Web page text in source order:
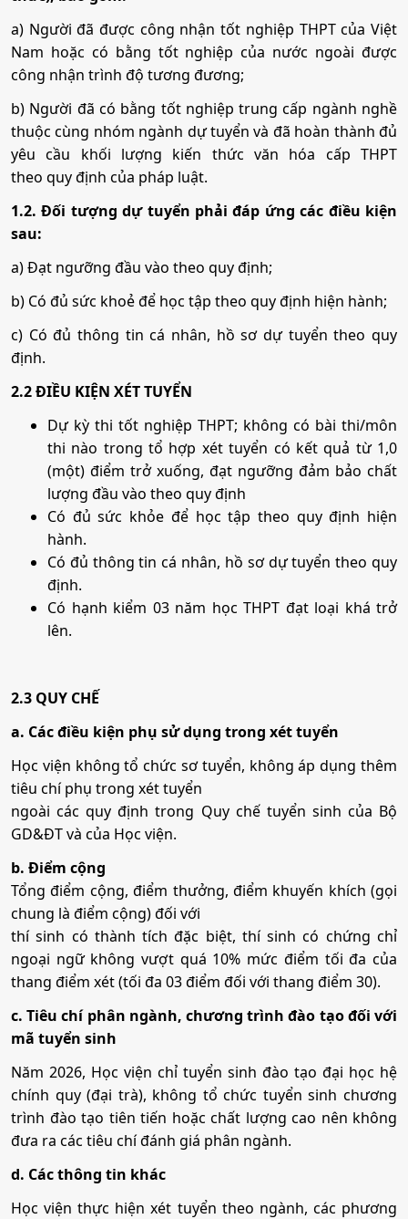
a) Người đã được công nhận tốt nghiệp THPT của Việt
Nam hoặc có bằng tốt nghiệp của nước ngoài được
công nhận trình độ tương đương;
b) Người đã có bằng tốt nghiệp trung cấp ngành nghề
thuộc cùng nhóm ngành dự tuyển và đã hoàn thành đủ
yêu cầu khối lượng kiến thức văn hóa cấp THPT
theo quy định của pháp luật.
1.2. Đối tượng dự tuyển phải đáp ứng các điều kiện
sau:
a) Đạt ngưỡng đầu vào theo quy định;
b) Có đủ sức khoẻ để học tập theo quy định hiện hành;
c) Có đủ thông tin cá nhân, hồ sơ dự tuyển theo quy
định.
2.2 ĐIỀU KIỆN XÉT TUYỂN
Dự kỳ thi tốt nghiệp THPT; không có bài thi/môn
thi nào trong tổ hợp xét tuyển có kết quả từ 1,0
(một) điểm trở xuống, đạt ngưỡng đảm bảo chất
lượng đầu vào theo quy định
Có đủ sức khỏe để học tập theo quy định hiện
hành.
Có đủ thông tin cá nhân, hồ sơ dự tuyển theo quy
định.
Có hạnh kiểm 03 năm học THPT đạt loại khá trở
lên.
2.3 QUY CHẾ
a. Các điều kiện phụ sử dụng trong xét tuyển
Học viện không tổ chức sơ tuyển, không áp dụng thêm
tiêu chí phụ trong xét tuyển
ngoài các quy định trong Quy chế tuyển sinh của Bộ
GD&ĐT và của Học viện.
b. Điểm cộng
Tổng điểm cộng, điểm thưởng, điểm khuyến khích (gọi
chung là điểm cộng) đối với
thí sinh có thành tích đặc biệt, thí sinh có chứng chỉ
ngoại ngữ không vượt quá 10% mức điểm tối đa của
thang điểm xét (tối đa 03 điểm đối với thang điểm 30).
c. Tiêu chí phân ngành, chương trình đào tạo đối với
mã tuyển sinh
Năm 2026, Học viện chỉ tuyển sinh đào tạo đại học hệ
chính quy (đại trà), không tổ chức tuyển sinh chương
trình đào tạo tiên tiến hoặc chất lượng cao nên không
đưa ra các tiêu chí đánh giá phân ngành.
d. Các thông tin khác
Học viện thực hiện xét tuyển theo ngành, các phương